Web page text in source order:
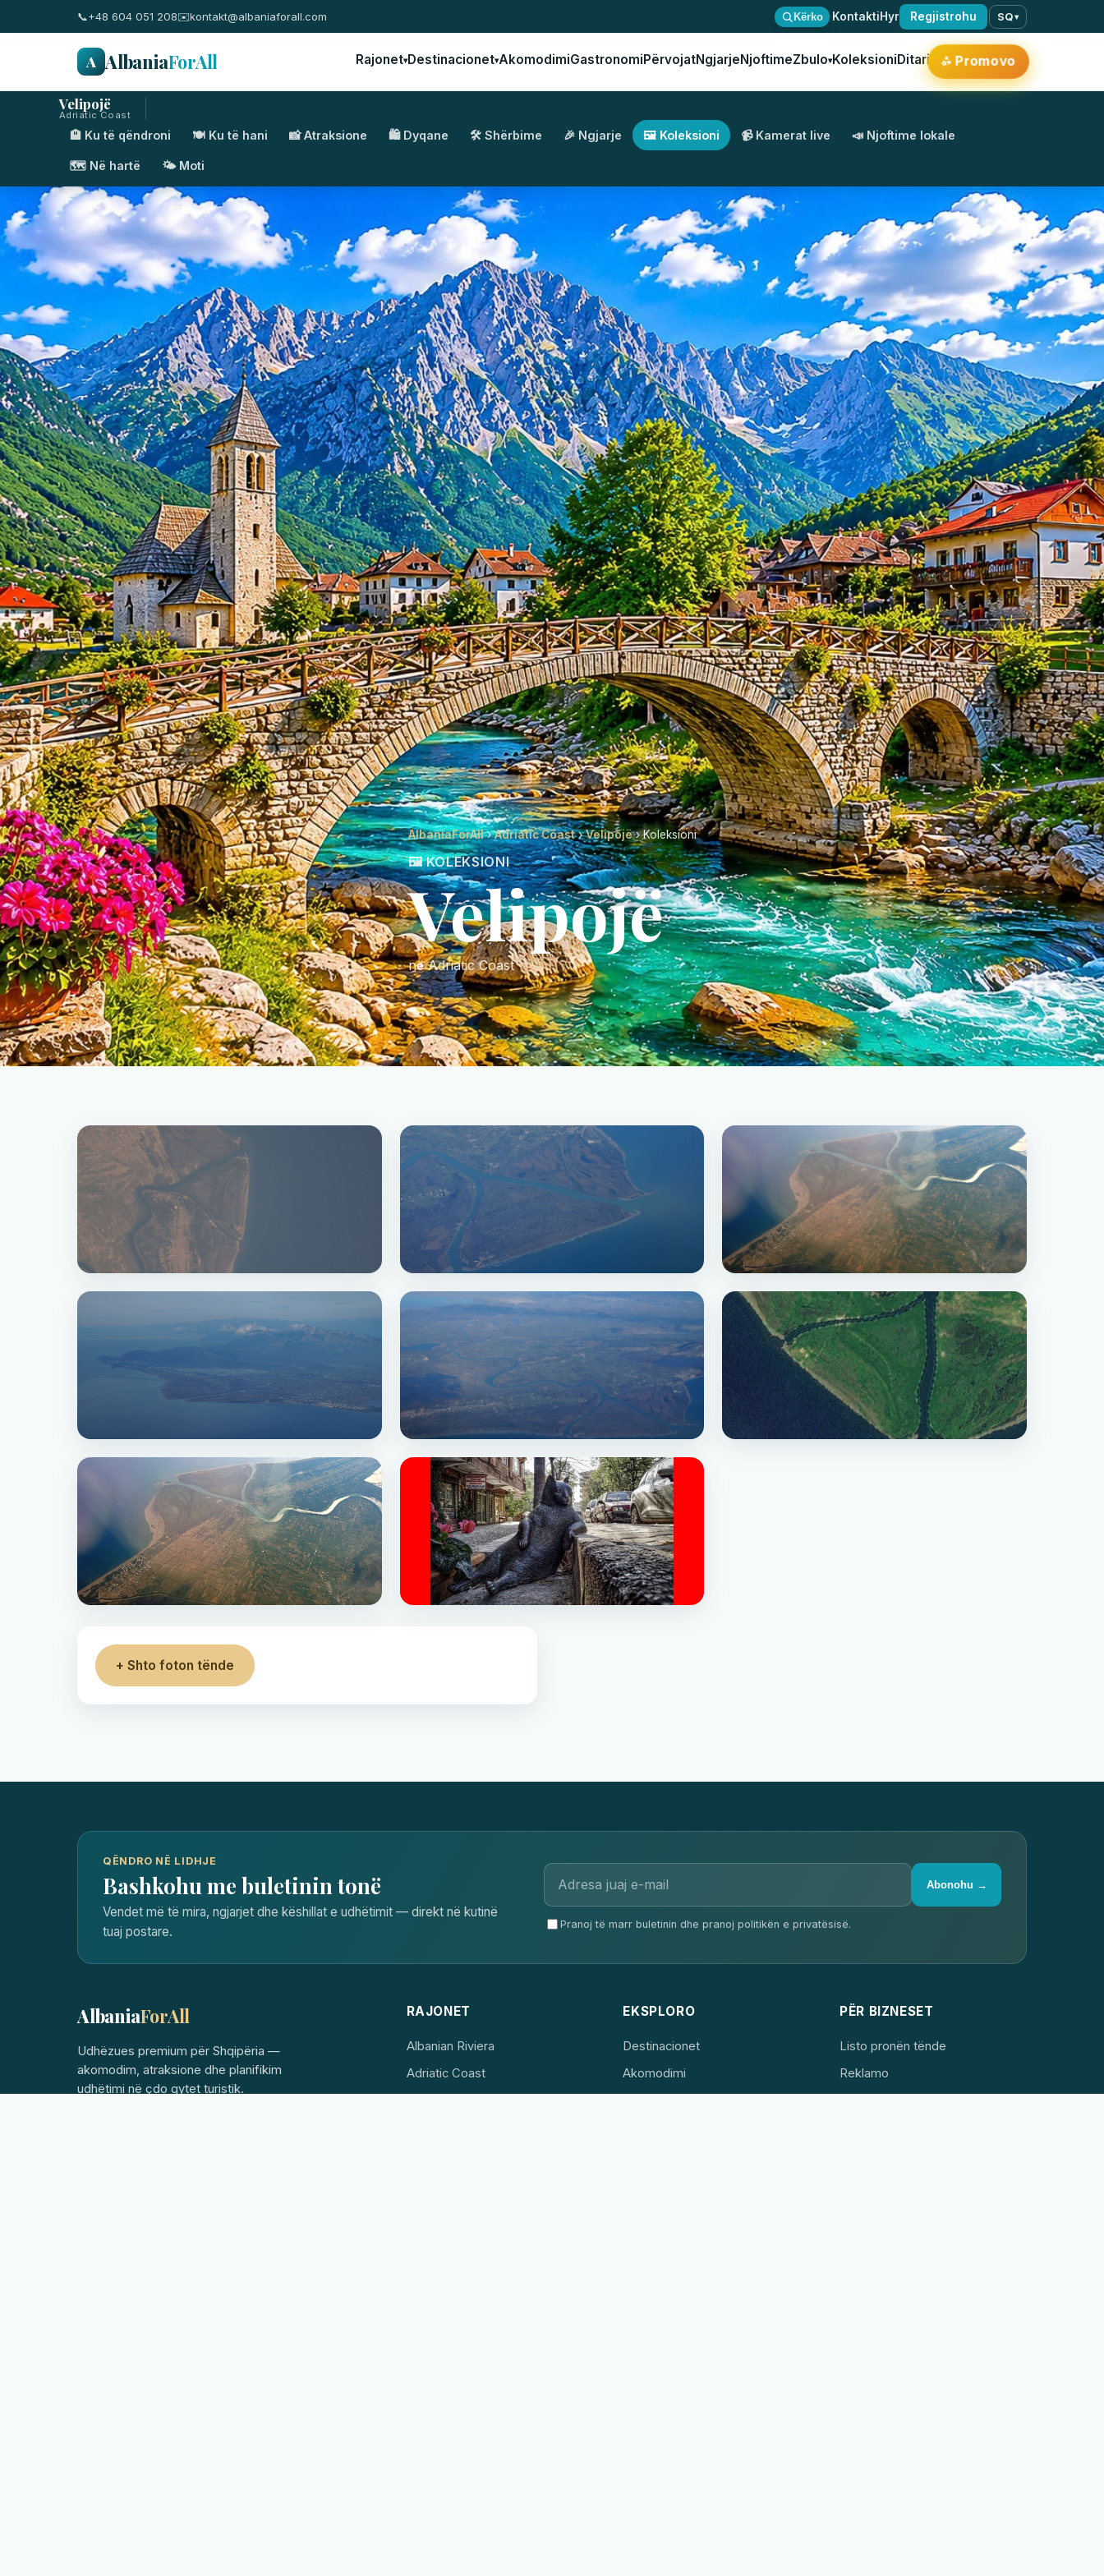
📞+48 604 051 208✉️kontakt@albaniaforall.com Kërko ·KontaktiHyr Regjistrohu SQ▾
A AlbaniaForAll Rajonet▾Destinacionet▾AkomodimiGastronomiPërvojatNgjarjeNjoftimeZbulo▾KoleksioniDitari ✨ Promovo
Velipojë
Adriatic Coast
🏨 Ku të qëndroni 🍽️ Ku të hani 📸 Atraksione 🛍️ Dyqane 🛠️ Shërbime 🎉 Ngjarje 🖼️ Koleksioni 📹 Kamerat live 📣 Njoftime lokale
🗺️ Në hartë 🌤️ Moti
AlbaniaForAll›Adriatic Coast›Velipojë› Koleksioni
🖼️ KOLEKSIONI
Velipojë
në Adriatic Coast
+ Shto foton tënde
QËNDRO NË LIDHJE
Bashkohu me buletinin tonë
Vendet më të mira, ngjarjet dhe këshillat e udhëtimit — direkt në kutinë
tuaj postare.
Abonohu →
Pranoj të marr buletinin dhe pranoj politikën e privatësisë.
AlbaniaForAll
Udhëzues premium për Shqipëria —
akomodim, atraksione dhe planifikim
udhëtimi në çdo qytet turistik.
RAJONET
Albanian Riviera
Adriatic Coast
EKSPLORO
Destinacionet
Akomodimi
PËR BIZNESET
Listo pronën tënde
Reklamo
Biznesi yt në këtë
Turne virtuale profesionale